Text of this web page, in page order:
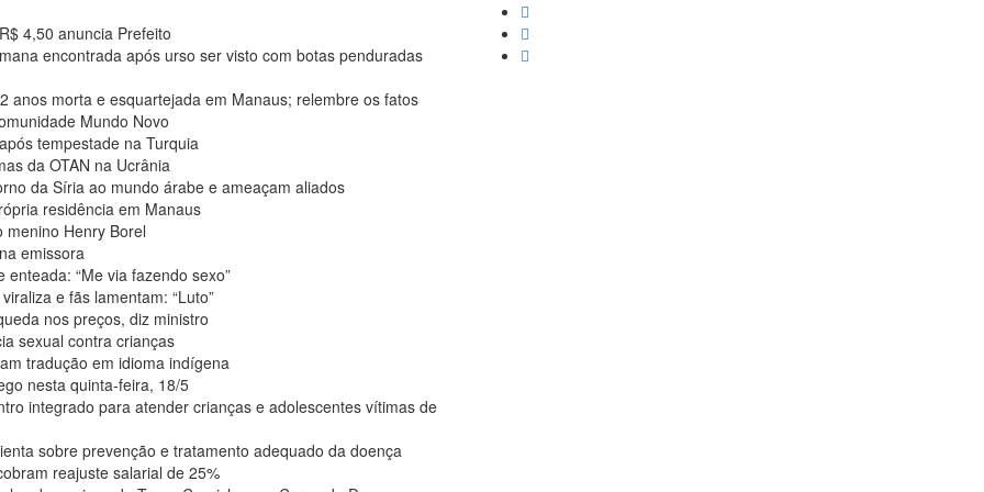
4,50 anuncia Prefeito
encontrada após urso ser visto com botas penduradas
anos morta e esquartejada em Manaus; relembre os fatos
Mundo Novo
tempestade na Turquia
da OTAN na Ucrânia
da Síria ao mundo árabe e ameaçam aliados
residência em Manaus
Henry Borel
emissora
“Me via fazendo sexo”
e fãs lamentam: “Luto”
nos preços, diz ministro
sexual contra crianças
tradução em idioma indígena
nesta quinta-feira, 18/5
integrado para atender crianças e adolescentes vítimas de
sobre prevenção e tratamento adequado da doença
reajuste salarial de 25%